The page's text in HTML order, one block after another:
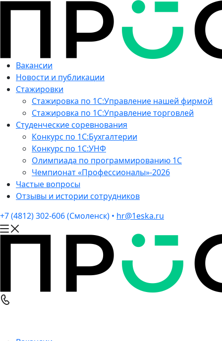
Вакансии
Новости и публикации
Стажировки
Стажировка по 1С:Управление нашей фирмой
Стажировка по 1С:Управление торговлей
Студенческие соревнования
Конкурс по 1С:Бухгалтерии
Конкурс по 1С:УНФ
Олимпиада по программированию 1С
Чемпионат «Профессионалы»-2026
Частые вопросы
Отзывы и истории сотрудников
+7 (4812) 302-606 (Смоленск) • hr@1eska.ru